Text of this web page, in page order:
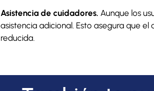
Asistencia de cuidadores. Aunque los
asistencia adicional. Esto asegura que
reducida.